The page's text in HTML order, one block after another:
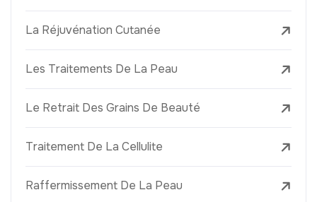
La Réjuvénation Cutanée
Les Traitements De La Peau
Le Retrait Des Grains De Beauté
Traitement De La Cellulite
Raffermissement De La Peau